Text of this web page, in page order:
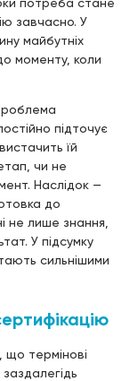
завчасно. У
майбутніх
моменту, коли
підточує
їй
чи не
Наслідок —
до
не лише знання,
У підсумку
сильнішими
що термінові